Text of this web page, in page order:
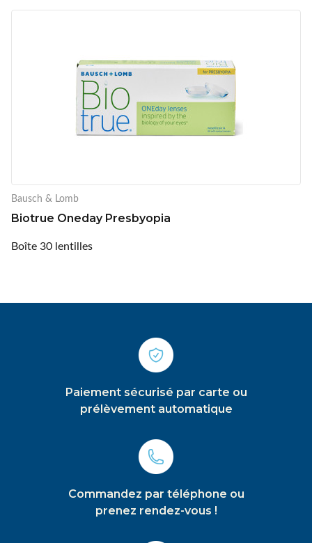
Bausch & Lomb
Biotrue Oneday Presbyopia
Boîte 30 lentilles
Paiement sécurisé par carte ou
prélèvement automatique
Commandez par téléphone ou
prenez rendez-vous !